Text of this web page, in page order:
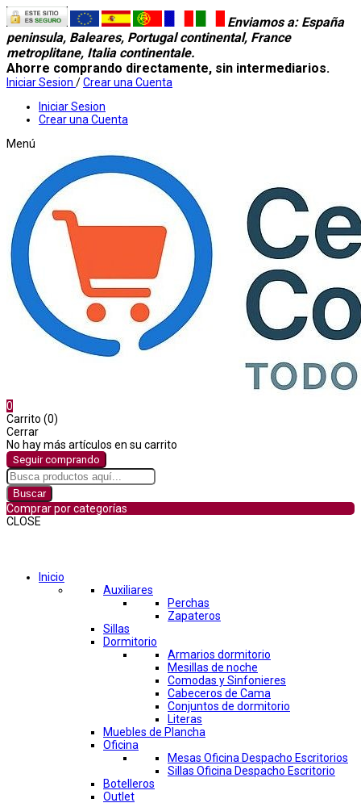
Enviamos a: España
peninsula, Baleares, Portugal continental, France
metroplitane, Italia continentale.
Ahorre comprando directamente, sin intermediarios.
Iniciar Sesion /Crear una Cuenta
Iniciar Sesion
Crear una Cuenta
Menú
0
Carrito (0)
Cerrar
No hay más artículos en su carrito
Seguir comprando
Buscar
Comprar por categorías
CLOSE
Inicio
Auxiliares
Perchas
Zapateros
Sillas
Dormitorio
Armarios dormitorio
Mesillas de noche
Comodas y Sinfonieres
Cabeceros de Cama
Conjuntos de dormitorio
Literas
Muebles de Plancha
Oficina
Mesas Oficina Despacho Escritorios
Sillas Oficina Despacho Escritorio
Botelleros
Outlet